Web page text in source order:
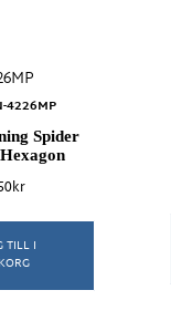
4226MP
Spider
kr
TILL I